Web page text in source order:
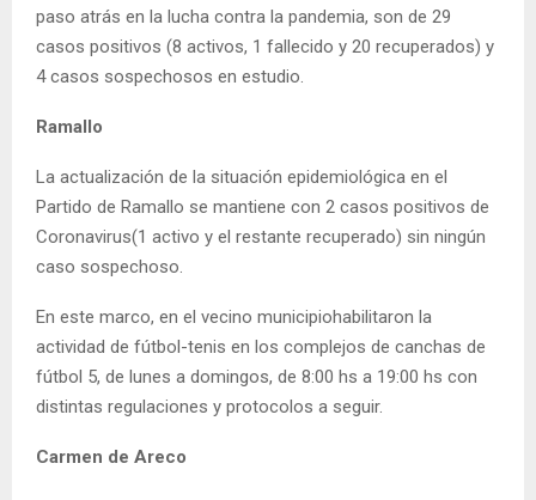
paso atrás en la lucha contra la pandemia, son de 29
casos positivos (8 activos, 1 fallecido y 20 recuperados) y
4 casos sospechosos en estudio.
Ramallo
La actualización de la situación epidemiológica en el
Partido de Ramallo se mantiene con 2 casos positivos de
Coronavirus(1 activo y el restante recuperado) sin ningún
caso sospechoso.
En este marco, en el vecino municipiohabilitaron la
actividad de fútbol-tenis en los complejos de canchas de
fútbol 5, de lunes a domingos, de 8:00 hs a 19:00 hs con
distintas regulaciones y protocolos a seguir.
Carmen de Areco